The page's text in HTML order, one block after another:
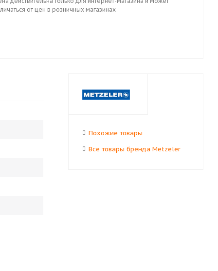
от цен в розничных магазинах
Похожие товары
Все товары бренда Metzeler